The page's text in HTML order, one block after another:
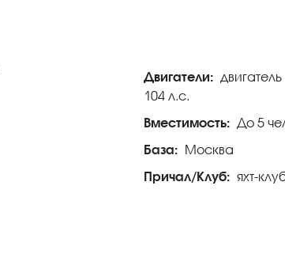
Двигатели:
104 л.c.
Вместимость: До 5
База: Москва
Причал/Клуб: яхт-